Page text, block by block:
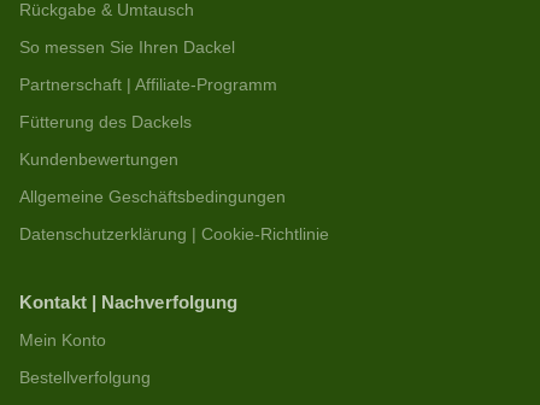
Rückgabe & Umtausch
So messen Sie Ihren Dackel
Partnerschaft | Affiliate-Programm
Fütterung des Dackels
Kundenbewertungen
Allgemeine Geschäftsbedingungen
Datenschutzerklärung | Cookie-Richtlinie
Kontakt | Nachverfolgung
Mein Konto
Bestellverfolgung